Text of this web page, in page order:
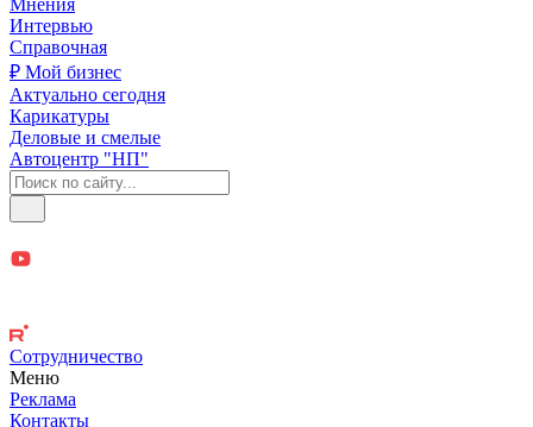
Мнения
Интервью
Справочная
₽ Мой бизнес
Актуально сегодня
Карикатуры
Деловые и смелые
Автоцентр "НП"
Сотрудничество
Меню
Реклама
Контакты